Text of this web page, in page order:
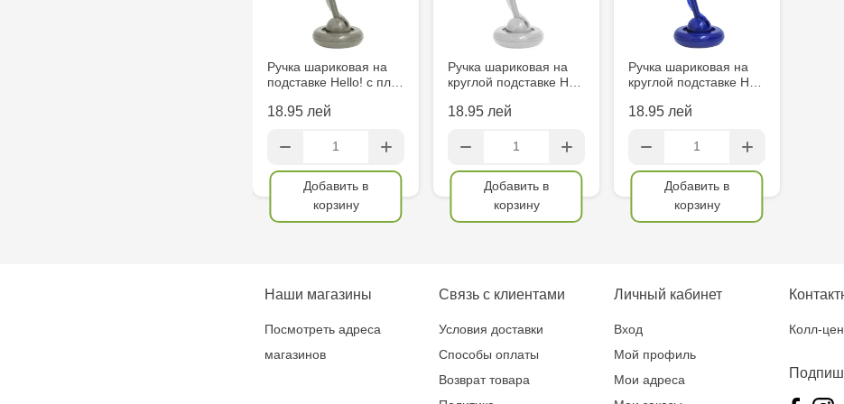
Ручка шариковая на
подставке Hello! с пл…
18.95 лей
Добавить в
корзину
Ручка шариковая на
круглой подставке H…
18.95 лей
Добавить в
корзину
Ручка шариковая на
круглой подставке H…
18.95 лей
Добавить в
корзину
Наши магазины
Посмотреть адреса
магазинов
Связь с клиентами
Условия доставки
Способы оплаты
Возврат товара
Личный кабинет
Вход
Мой профиль
Мои адреса
Колл-